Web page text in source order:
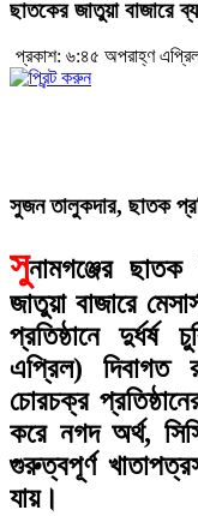
ছাতকের জাতুয়া বাজারে
প্রকাশ: ৬:৪৫ অপরাহ্ণ
সুজন তালুকদার, ছাতক
সুনামগঞ্জের
জাতুয়া বাজারে
প্রতিষ্ঠানে
এপ্রিল)
চোরচক্র
করে নগদ অর্থ,
গুরুত্বপূর্ণ
যায়।